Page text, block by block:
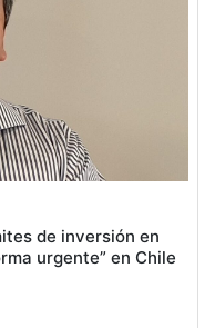
de inversión en
urgente” en Chile